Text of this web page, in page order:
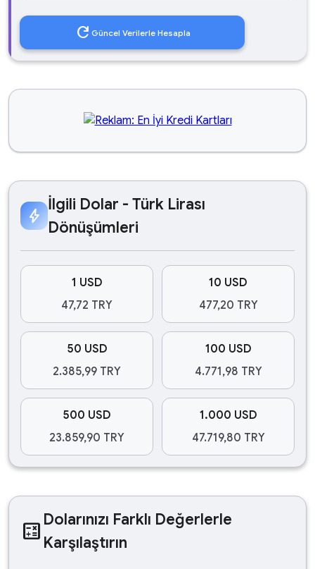
refresh Güncel Verilerle Hesapla
bolt
İlgili Dolar - Türk Lirası
Dönüşümleri
1 USD
47,72 TRY
10 USD
477,20 TRY
50 USD
2.385,99 TRY
100 USD
4.771,98 TRY
500 USD
23.859,90 TRY
1.000 USD
47.719,80 TRY
calculate Dolarınızı Farklı Değerlerle
Karşılaştırın